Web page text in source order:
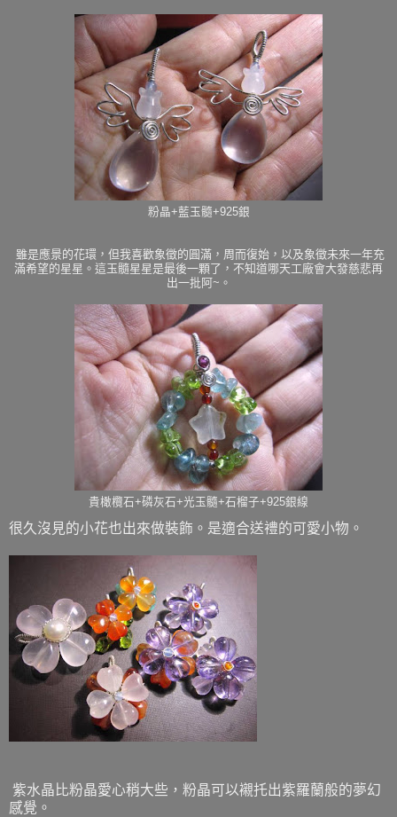
粉晶+藍玉髓+925銀
雖是應景的花環，但我喜歡象徵的圓滿，周而復始，以及象徵未來一年充
滿希望的星星。這玉髓星星是最後一顆了，不知道哪天工廠會大發慈悲再
出一批阿~。
貴橄欖石+磷灰石+光玉髓+石榴子+925銀線
很久沒見的小花也出來做裝飾。是適合送禮的可愛小物。
紫水晶比粉晶愛心稍大些，粉晶可以襯托出紫羅蘭般的夢幻
感覺。